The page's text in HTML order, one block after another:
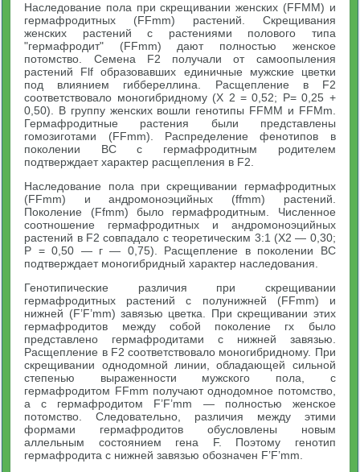
Наследование пола при скрещивании женских (FFMM) и
гермафродитных (FFmm) растений. Скрещивания
женских растений с растениями полового типа
"гермафродит" (FFmm) дают полностью женское
потомство. Семена F2 получали от самоопыления
растений Flf образовавших единичные мужские цветки
под влиянием гиббереллина. Расщепление в F2
соответствовало моногибридному (X 2 = 0,52; Р= 0,25 +
0,50). В группу женских вошли генотипы FFMM и FFMm.
Гермафродитные растения были представлены
гомозиготами (FFmm). Распределение фенотипов в
поколении ВС с гермафродитным родителем
подтверждает характер расщепления в F2.
Наследование пола при скрещивании гермафродитных
(FFmm) и андромоноэцийных (ffmm) растений.
Поколение (Ffmm) было гермафродитным. Численное
соотношение гермафродитных и андромоноэцийных
растений в F2 совпадало с теоретическим 3:1 (X2 — 0,30;
Р = 0,50 — г — 0,75). Расщепление в поколении ВС
подтверждает моногибридный характер наследования.
Генотипические различия при скрещивании
гермафродитных растений с полунижней (FFmm) и
нижней (F’F’mm) завязью цветка. При скрещивании этих
гермафродитов между собой поколение гх было
представлено гермафродитами с нижней завязью.
Расщепление в F2 соответствовало моногибридному. При
скрещивании однодомной линии, обладающей сильной
степенью выраженности мужского пола, с
гермафродитом FFmm получают однодомное потомство,
а с гермафродитом F’F’mm — полностью женское
потомство. Следовательно, различия между этими
формами гермафродитов обусловлены новым
аллельным состоянием гена F. Поэтому генотип
гермафродита с нижней завязью обозначен F’F’mm.